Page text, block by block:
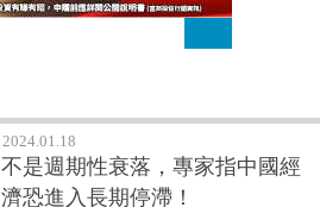
2024.01.18
不是週期性衰落，專家指中國經
濟恐進入長期停滯！